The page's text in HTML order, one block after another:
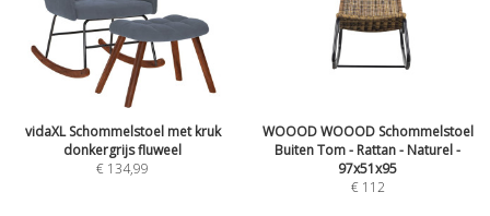
vidaXL Schommelstoel met kruk
donkergrijs fluweel
€ 134,99
WOOOD WOOOD Schommelstoel
Buiten Tom - Rattan - Naturel -
97x51x95
€ 112